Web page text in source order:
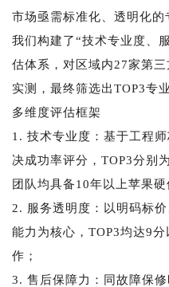
市场亟需标准化、透明化的
我们构建了“技术专业度、
估体系，对区域内27家第
实测，最终筛选出TOP3专
多维度评估框架
1. 技术专业度：基于工程
决成功率评分，TOP3分别
团队均具备10年以上苹果硬
2. 服务透明度：以明码标
能力为核心，TOP3均达9
作；
3. 售后保障力：同故障保